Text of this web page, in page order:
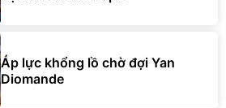
Áp lực khổng lồ chờ đợi Yan
Diomande